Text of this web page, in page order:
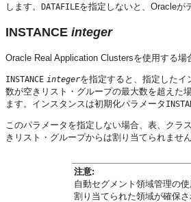
します。 DATAFILEを指定しないと、Oracleが
INSTANCE integer
Oracle Real Application Clustersを使用する
INSTANCE integerを指定すると、指定した
数が空きリスト・グループの最大数を超えた
ます。インスタンスは初期化パラメータ
このパラメータを指定しない場合、表、クラ
きリスト・グループからは割り当てられませ
注意:
自動セグメント領域管理の使
割り当てられた領域が確保